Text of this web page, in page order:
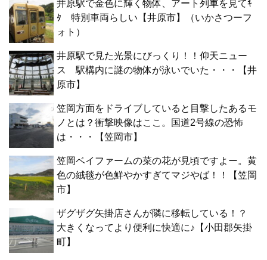
井原駅で金色に輝く物体、アート列車を見てｷ
ﾀ 特別車両らしい【井原市】（いかさつーフ
ォト）
井原駅で見た光景にびっくり！！仰天ニュー
ス 駅構内に謎の物体が泳いでいた・・・【井
原市】
笠岡方面をドライブしていると目撃したあるモ
ノとは？衝撃映像はここ。国道2号線の恐怖
は・・・【笠岡市】
笠岡ベイファームの菜の花が見頃ですよー。黄
色の絨毯が色鮮やかすぎてマジやば！！【笠岡
市】
ザグザグ矢掛店さんが隣に移転している！？
大きくなってより便利に快適に♪【小田郡矢掛
町】